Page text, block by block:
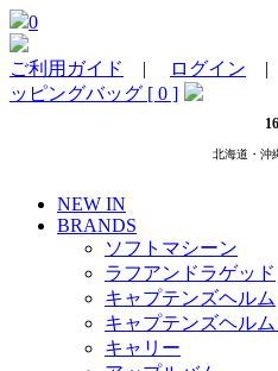
0
ご利用ガイド | ログイン
ッピングバッグ [ 0 ]
北海道・沖
NEW IN
BRANDS
ソフトマシーン
ラフアンドラゲッド
キャプテンズヘルム
キャプテンズヘル
キャリー